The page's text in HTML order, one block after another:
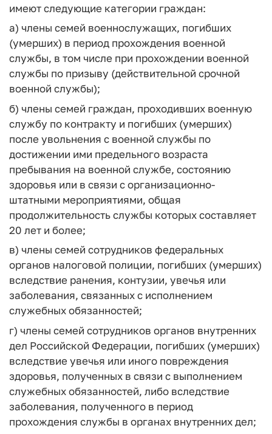
имеют следующие категории граждан:
а) члены семей военнослужащих, погибших
(умерших) в период прохождения военной
службы, в том числе при прохождении военной
службы по призыву (действительной срочной
военной службы);
б) члены семей граждан, проходивших военную
службу по контракту и погибших (умерших)
после увольнения с военной службы по
достижении ими предельного возраста
пребывания на военной службе, состоянию
здоровья или в связи с организационно-
штатными мероприятиями, общая
продолжительность службы которых составляет
20 лет и более;
в) члены семей сотрудников федеральных
органов налоговой полиции, погибших (умерших)
вследствие ранения, контузии, увечья или
заболевания, связанных с исполнением
служебных обязанностей;
г) члены семей сотрудников органов внутренних
дел Российской Федерации, погибших (умерших)
вследствие увечья или иного повреждения
здоровья, полученных в связи с выполнением
служебных обязанностей, либо вследствие
заболевания, полученного в период
прохождения службы в органах внутренних дел;